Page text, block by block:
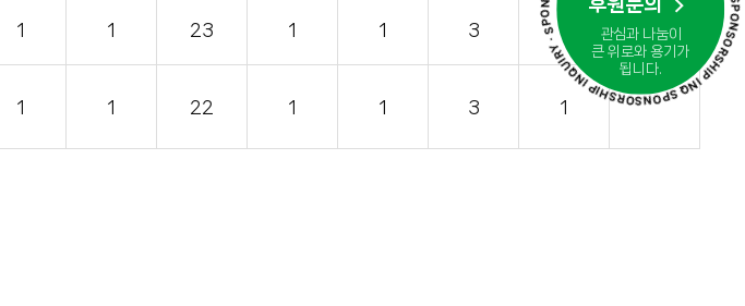
1 1 23 1 1 3 1 1
1 1 22 1 1 3 1
후원문의
관심과 나눔이
큰 위로와 용기가
됩니다.